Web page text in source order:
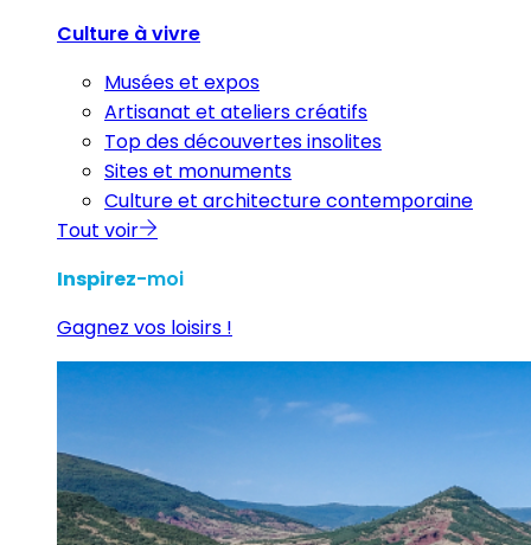
Culture à vivre
Musées et expos
Artisanat et ateliers créatifs
Top des découvertes insolites
Sites et monuments
Culture et architecture contemporaine
Tout voir
Inspirez-moi
Gagnez vos loisirs !